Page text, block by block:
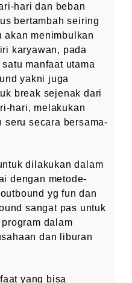
hari dan beban
bertambah seiring
akan menimbulkan
karyawan, pada
manfaat utama
yakni juga
break sejenak dari
hari, melakukan
seru secara bersama-
dilakukan dalam
dengan metode-
yg fun dan
sangat pas untuk
dalam
dan liburan
yang bisa